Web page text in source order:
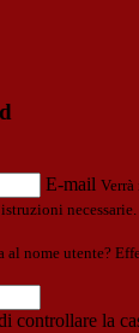
E-mail
necessarie.
al nome utente?
controllare la